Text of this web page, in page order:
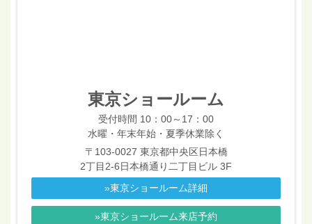
東京ショールーム
受付時間 10：00～17：00
水曜・年末年始・夏季休業除く
〒103-0027 東京都中央区日本橋
2丁目2-6日本橋通り二丁目ビル 3F
»東京ショールーム詳細
»東京ショールーム来店予約